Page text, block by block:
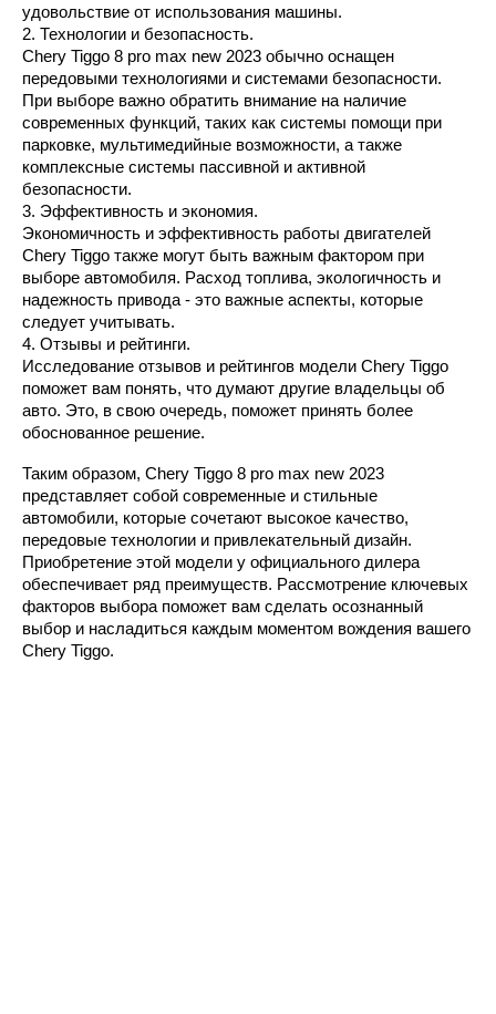
удовольствие от использования машины.
2. Технологии и безопасность.
Chery Tiggo 8 pro max new 2023 обычно оснащен
передовыми технологиями и системами безопасности.
При выборе важно обратить внимание на наличие
современных функций, таких как системы помощи при
парковке, мультимедийные возможности, а также
комплексные системы пассивной и активной
безопасности.
3. Эффективность и экономия.
Экономичность и эффективность работы двигателей
Chery Tiggo также могут быть важным фактором при
выборе автомобиля. Расход топлива, экологичность и
надежность привода - это важные аспекты, которые
следует учитывать.
4. Отзывы и рейтинги.
Исследование отзывов и рейтингов модели Chery Tiggo
поможет вам понять, что думают другие владельцы об
авто. Это, в свою очередь, поможет принять более
обоснованное решение.
Таким образом, Chery Tiggo 8 pro max new 2023
представляет собой современные и стильные
автомобили, которые сочетают высокое качество,
передовые технологии и привлекательный дизайн.
Приобретение этой модели у официального дилера
обеспечивает ряд преимуществ. Рассмотрение ключевых
факторов выбора поможет вам сделать осознанный
выбор и насладиться каждым моментом вождения вашего
Chery Tiggo.